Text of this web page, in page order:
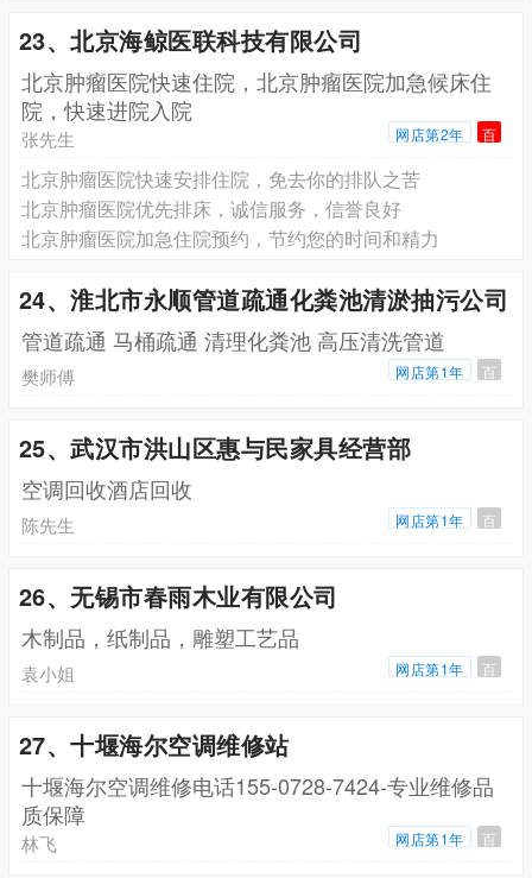
23、北京海鲸医联科技有限公司
北京肿瘤医院快速住院，北京肿瘤医院加急候床住
院，快速进院入院
张先生 网店第2年 百
北京肿瘤医院快速安排住院，免去你的排队之苦
北京肿瘤医院优先排床，诚信服务，信誉良好
北京肿瘤医院加急住院预约，节约您的时间和精力
24、淮北市永顺管道疏通化粪池清淤抽污公司
管道疏通 马桶疏通 清理化粪池 高压清洗管道
樊师傅 网店第1年 百
25、武汉市洪山区惠与民家具经营部
空调回收酒店回收
陈先生 网店第1年 百
26、无锡市春雨木业有限公司
木制品，纸制品，雕塑工艺品
袁小姐 网店第1年 百
27、十堰海尔空调维修站
十堰海尔空调维修电话155-0728-7424-专业维修品
质保障
林飞 网店第1年 百